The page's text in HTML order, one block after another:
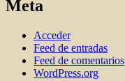
Meta
Acceder
Feed de entradas
Feed de comentarios
WordPress.org